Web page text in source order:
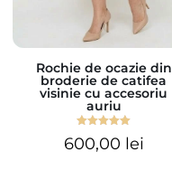
Rochie de ocazie din
broderie de catifea
visinie cu accesoriu
auriu
5.00
din 5
600,00 lei